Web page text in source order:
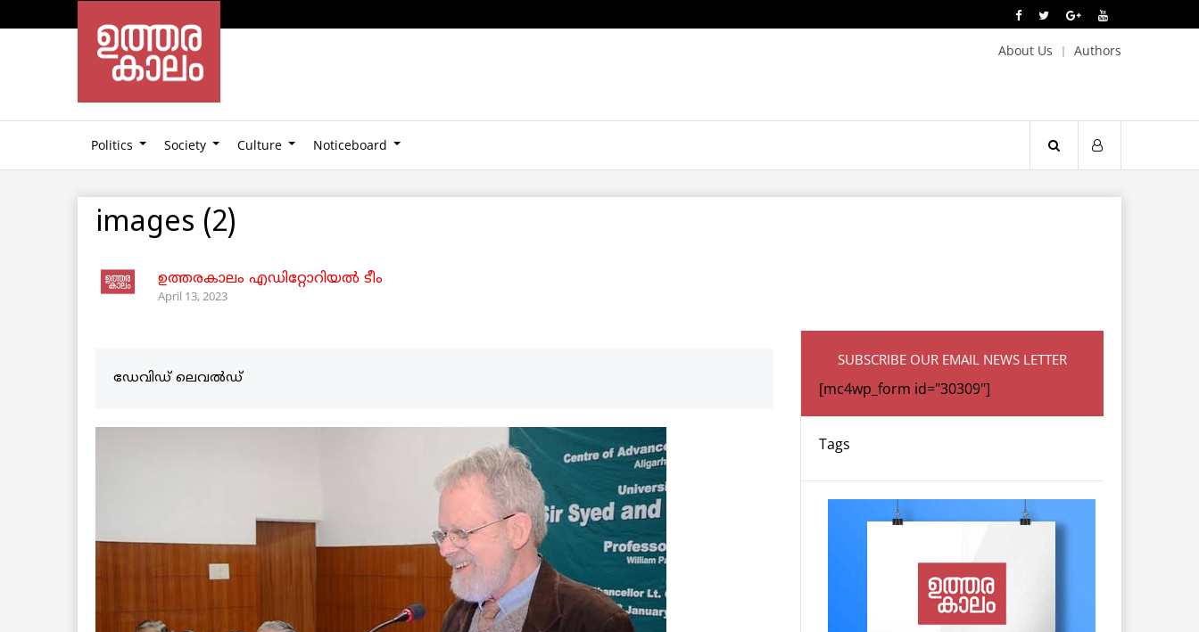
About Us Authors
Politics Society Culture Noticeboard
images (2)
ഉത്തരകാലം എഡിറ്റോറിയല്‍ ടീം
April 13, 2023
ഡേവിഡ് ലെവൽഡ്
SUBSCRIBE OUR EMAIL NEWS LETTER
[mc4wp_form id="30309"]
Tags